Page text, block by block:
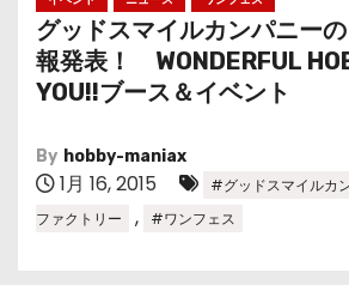
グッドスマイルカンパニー
報発表！ WONDERFUL
YOU!!ブース＆イベント
By hobby-maniax
1月 16, 2015 #グッドスマイルカ
ファクトリー
, #ワンフェス